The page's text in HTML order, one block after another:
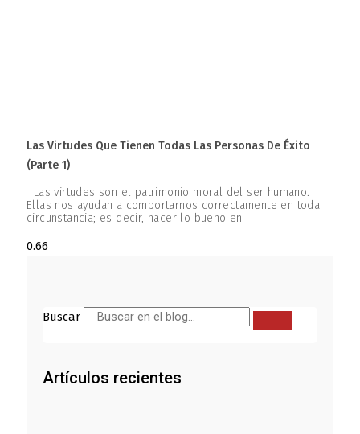
Las Virtudes Que Tienen Todas Las Personas De Éxito
(parte 1)
Las virtudes son el patrimonio moral del ser humano.
Ellas nos ayudan a comportarnos correctamente en toda
circunstancia; es decir, hacer lo bueno en
Buscar
Artículos recientes